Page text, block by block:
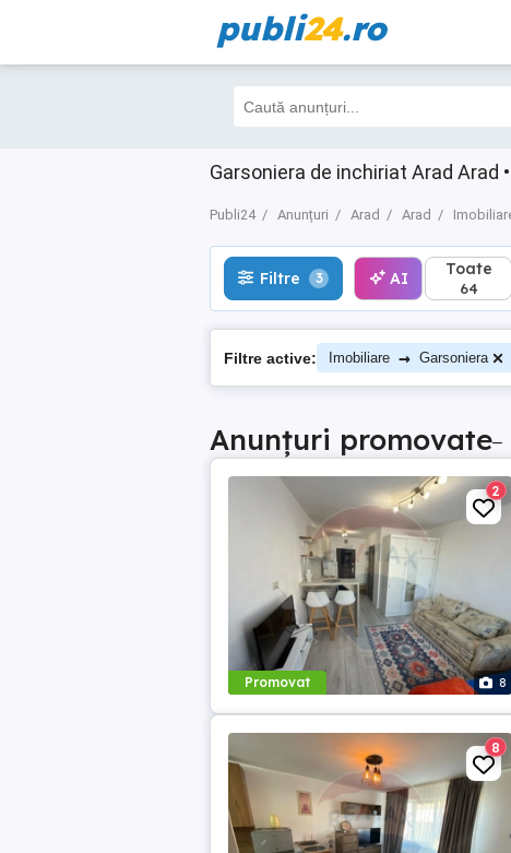
publi24.ro
Garsoniera de inchiriat Arad Arad
Publi24 Anunțuri Arad Arad
Filtre 3 AI
Filtre 3 AI Toate
64
Filtre active: Imobiliare → Garsoniera
Anunțuri promovate–
Promovat 8
2
8